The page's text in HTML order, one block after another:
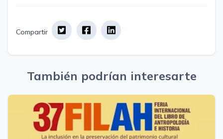
Compartir
También podrían interesarte